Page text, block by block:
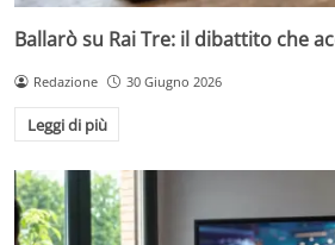
Ballarò su Rai Tre: il dibattito che
Redazione 30 Giugno 2026
Leggi di più